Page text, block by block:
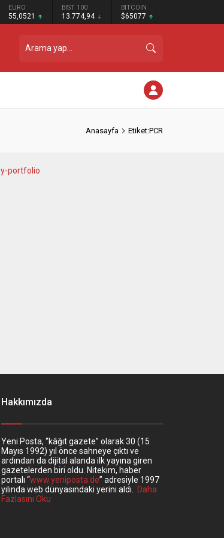
EURO
55,0521
BIST 100
13.774,94
BITCOIN
$65077
Anasayfa Etiket:PCR
Hakkımızda
Yeni Posta, “kâğıt gazete” olarak 30 (15
Mayıs 1992) yıl önce sahneye çıktı ve
ardından da dijital alanda ilk yayına giren
gazetelerden biri oldu. Nitekim, haber
portalı “www.yeniposta.de” adresiyle 1997
yılında web dünyasındaki yerini aldı. Daha
Fazlasını Oku